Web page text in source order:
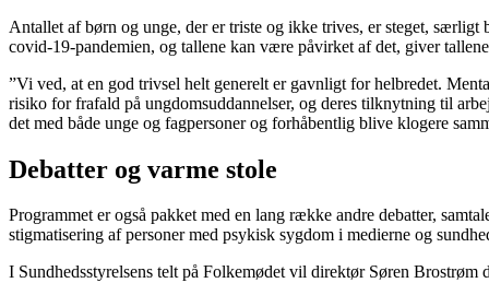
Antallet af børn og unge, der er triste og ikke trives, er steget,
covid-19-pandemien, og tallene kan være påvirket af det, giver
”Vi ved, at en god trivsel helt generelt er gavnligt for helbredet.
risiko for frafald på ungdomsuddannelser, og deres tilknytning til
det med både unge og fagpersoner og forhåbentlig blive klogere
Debatter og varme stole
Programmet er også pakket med en lang række andre debatter,
stigmatisering af personer med psykisk sygdom i medierne og
I Sundhedsstyrelsens telt på Folkemødet vil direktør Søren